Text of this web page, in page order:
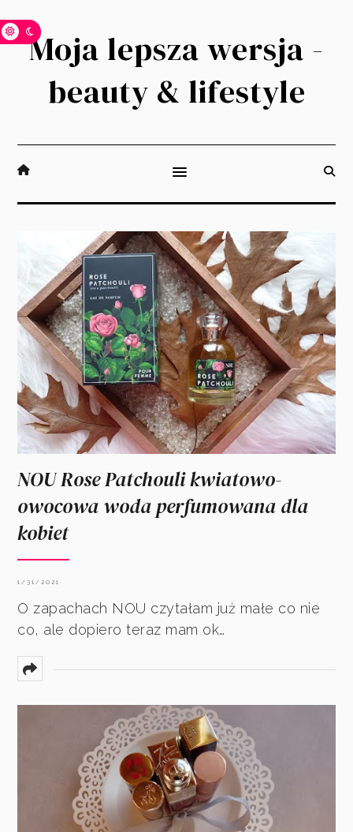
Moja lepsza wersja -
beauty & lifestyle
NOU Rose Patchouli kwiatowo-
owocowa woda perfumowana dla
kobiet
1/31/2021
O zapachach NOU czytałam już małe co nie
co, ale dopiero teraz mam ok…